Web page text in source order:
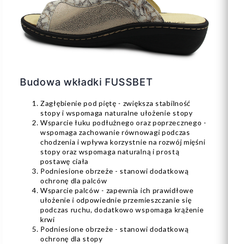
Budowa wkładki FUSSBET
Zagłębienie pod piętę - zwiększa stabilność
stopy i wspomaga naturalne ułożenie stopy
Wsparcie łuku podłużnego oraz poprzecznego -
wspomaga zachowanie równowagi podczas
chodzenia i wpływa korzystnie na rozwój mięśni
stopy oraz wspomaga naturalną i prostą
postawę ciała
Podniesione obrzeże - stanowi dodatkową
ochronę dla palców
Wsparcie palców - zapewnia ich prawidłowe
ułożenie i odpowiednie przemieszczanie się
podczas ruchu, dodatkowo wspomaga krążenie
krwi
Podniesione obrzeże - stanowi dodatkową
ochronę dla stopy